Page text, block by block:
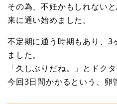
その為、不妊かもしれない
来に通い始めました。
不定期に通う時期もあり、3
ました。
「久しぶりだね。」とドク
今回3日間かかるという、卵